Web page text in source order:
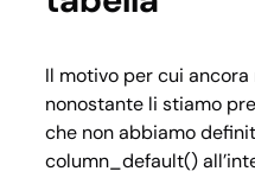
Il motivo per cui
nonostante li stiamo
che non abbiamo
column_default()